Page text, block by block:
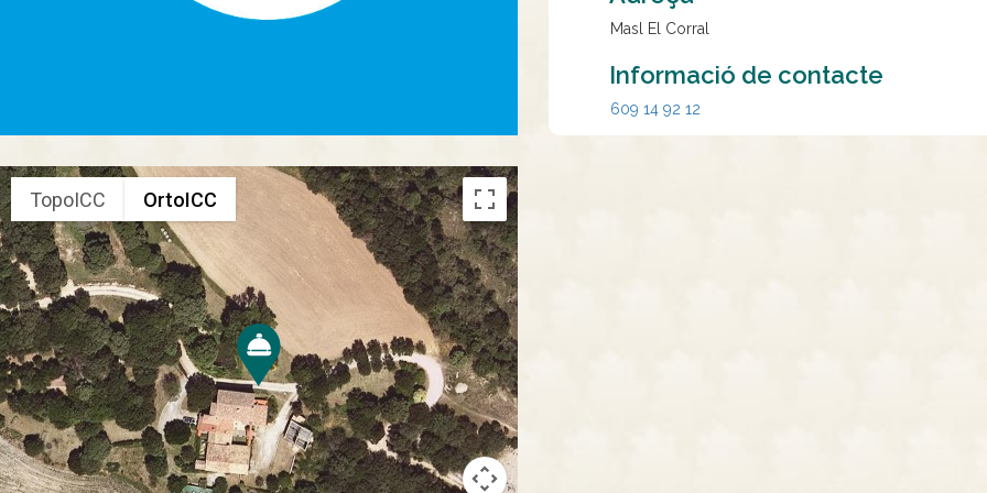
TopoICC OrtoICC
Masl El Corral
Informació de contacte
609 14 92 12